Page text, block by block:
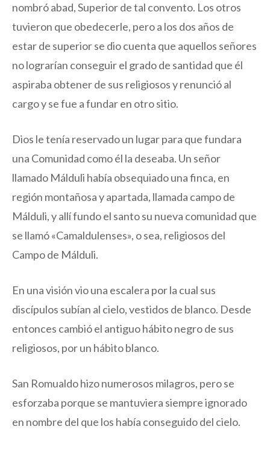
nombró abad, Superior de tal convento. Los otros
tuvieron que obedecerle, pero a los dos años de
estar de superior se dio cuenta que aquellos señores
no lograrían conseguir el grado de santidad que él
aspiraba obtener de sus religiosos y renunció al
cargo y se fue a fundar en otro sitio.
Dios le tenía reservado un lugar para que fundara
una Comunidad como él la deseaba. Un señor
llamado Málduli había obsequiado una finca, en
región montañosa y apartada, llamada campo de
Málduli, y allí fundo el santo su nueva comunidad que
se llamó «Camaldulenses», o sea, religiosos del
Campo de Málduli.
En una visión vio una escalera por la cual sus
discípulos subían al cielo, vestidos de blanco. Desde
entonces cambió el antiguo hábito negro de sus
religiosos, por un hábito blanco.
San Romualdo hizo numerosos milagros, pero se
esforzaba porque se mantuviera siempre ignorado
en nombre del que los había conseguido del cielo.